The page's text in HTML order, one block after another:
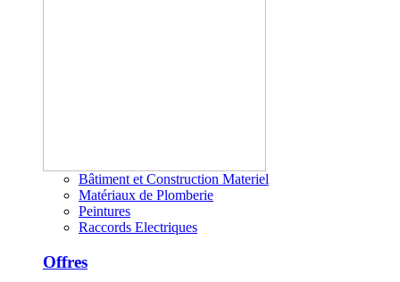
Bâtiment et Construction Materiel
Matériaux de Plomberie
Peintures
Raccords Electriques
Offres